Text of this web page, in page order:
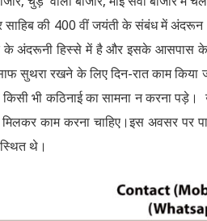
साहिब की 400 वीं जयंती के संबंध में अंदरून
के अंदरूनी हिस्से में है और इसके आसपास
सुथरा रखने के लिए दिन-रात काम
किसी भी कठिनाई का सामना न करना
काम करना चाहिए।इस अवसर पर पार्षद
थे।